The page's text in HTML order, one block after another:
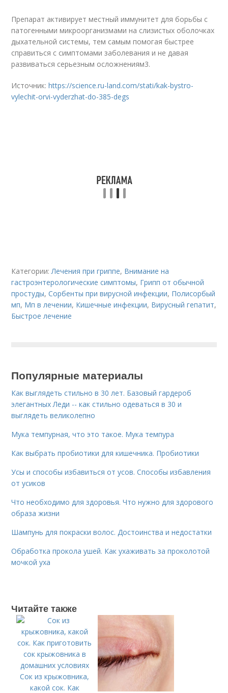
Препарат активирует местный иммунитет для борьбы с
патогенными микроорганизмами на слизистых оболочках
дыхательной системы, тем самым помогая быстрее
справиться с симптомами заболевания и не давая
развиваться серьезным осложнениям3.
Источник:https://science.ru-land.com/stati/kak-bystro-
vylechit-orvi-vyderzhat-do-385-degs
Категории:Лечения при гриппе, Внимание на
гастроэнтерологические симптомы, Грипп от обычной
простуды,Сорбенты при вирусной инфекции, Полисорбый
мп, Мп в лечении, Кишечные инфекции, Вирусный гепатит,
Быстрое лечение
Популярные материалы
Как выглядеть стильно в 30 лет. Базовый гардероб
элегантных Леди -- как стильно одеваться в 30 и
выглядеть великолепно
Мука темпурная, что это такое. Мука темпура
Как выбрать пробиотики для кишечника. Пробиотики
Усы и способы избавиться от усов. Способы избавления
от усиков
Что необходимо для здоровья. Что нужно для здорового
образа жизни
Шампунь для покраски волос. Достоинства и недостатки
Обработка прокола ушей. Как ухаживать за проколотой
мочкой уха
Читайте также
Сок из крыжовника,
какой сок. Как